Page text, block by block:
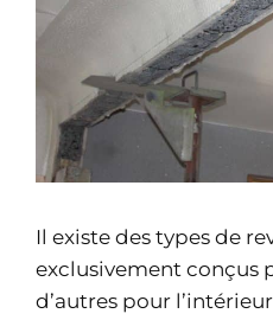
Il existe des types de
exclusivement conçus
d’autres pour